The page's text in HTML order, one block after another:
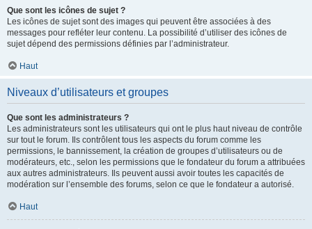
Que sont les icônes de sujet ?
Les icônes de sujet sont des images qui peuvent être associées à des
messages pour refléter leur contenu. La possibilité d’utiliser des icônes de
sujet dépend des permissions définies par l’administrateur.
Haut
Niveaux d’utilisateurs et groupes
Que sont les administrateurs ?
Les administrateurs sont les utilisateurs qui ont le plus haut niveau de contrôle
sur tout le forum. Ils contrôlent tous les aspects du forum comme les
permissions, le bannissement, la création de groupes d’utilisateurs ou de
modérateurs, etc., selon les permissions que le fondateur du forum a attribuées
aux autres administrateurs. Ils peuvent aussi avoir toutes les capacités de
modération sur l’ensemble des forums, selon ce que le fondateur a autorisé.
Haut